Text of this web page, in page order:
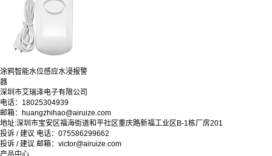
涂鸦智能水位感应水浸报警
器
深圳市艾瑞泽电子有限公司
电话：18025304939
邮箱：huangzhihao@airuize.com
地址:深圳市宝安区福海街道和平社区重庆路新福工业区B-1栋厂房201
投诉 / 建议 电话：075586299662
投诉 / 建议 邮箱：victor@airuize.com